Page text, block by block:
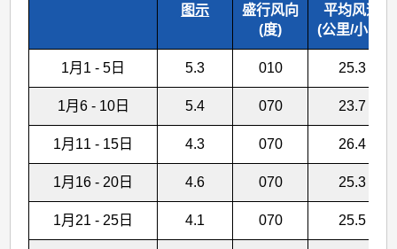
图示
盛行风向
(度)
平均风速
(公里/小时)
1月1 - 5日 5.3 010 25.3
1月6 - 10日 5.4 070 23.7
1月11 - 15日 4.3 070 26.4
1月16 - 20日 4.6 070 25.3
1月21 - 25日 4.1 070 25.5